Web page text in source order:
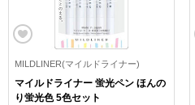
MILDLINER(マイルドライナー)
マイルドライナー 蛍光ペン ほんの
り蛍光色 5色セット